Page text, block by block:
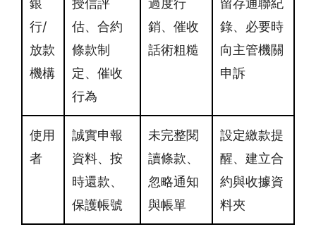
銀
行/
放款
機構
授信評
估、合約
條款制
定、催收
行為
過度行
銷、催收
話術粗糙
留存通聯紀
錄、必要時
向主管機關
申訴
使用
者
誠實申報
資料、按
時還款、
保護帳號
未完整閱
讀條款、
忽略通知
與帳單
設定繳款提
醒、建立合
約與收據資
料夾